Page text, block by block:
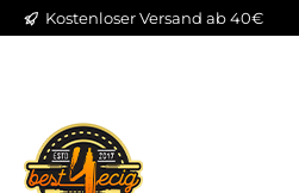
Hauptinhalt springen
Zur Suche springen
Zur Hauptnavigation springen
Kostenloser Versand ab 40€